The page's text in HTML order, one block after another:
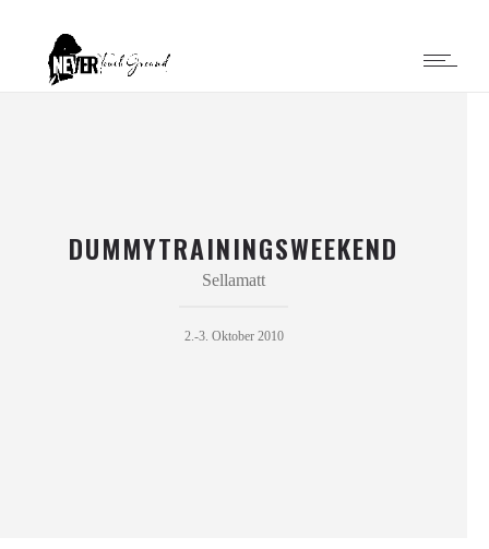
DUMMYTRAININGSWEEKEND
Sellamatt
2.-3. Oktober 2010